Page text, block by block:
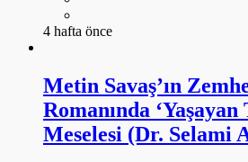
4 hafta önce
Metin Savaş’ın
Romanında ‘Yaşayan
Meselesi (Dr. Selami